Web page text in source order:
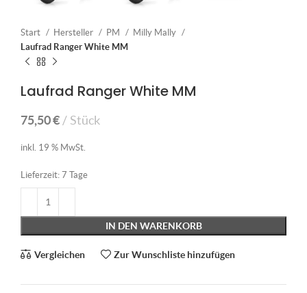
Start Hersteller PM
Milly Mally
Laufrad Ranger White MM
Laufrad Ranger White MM
75,50€ Stück
inkl. 19 % MwSt.
Lieferzeit: 7 Tage
IN DEN WARENKORB
Vergleichen Zur Wunschliste hinzufügen